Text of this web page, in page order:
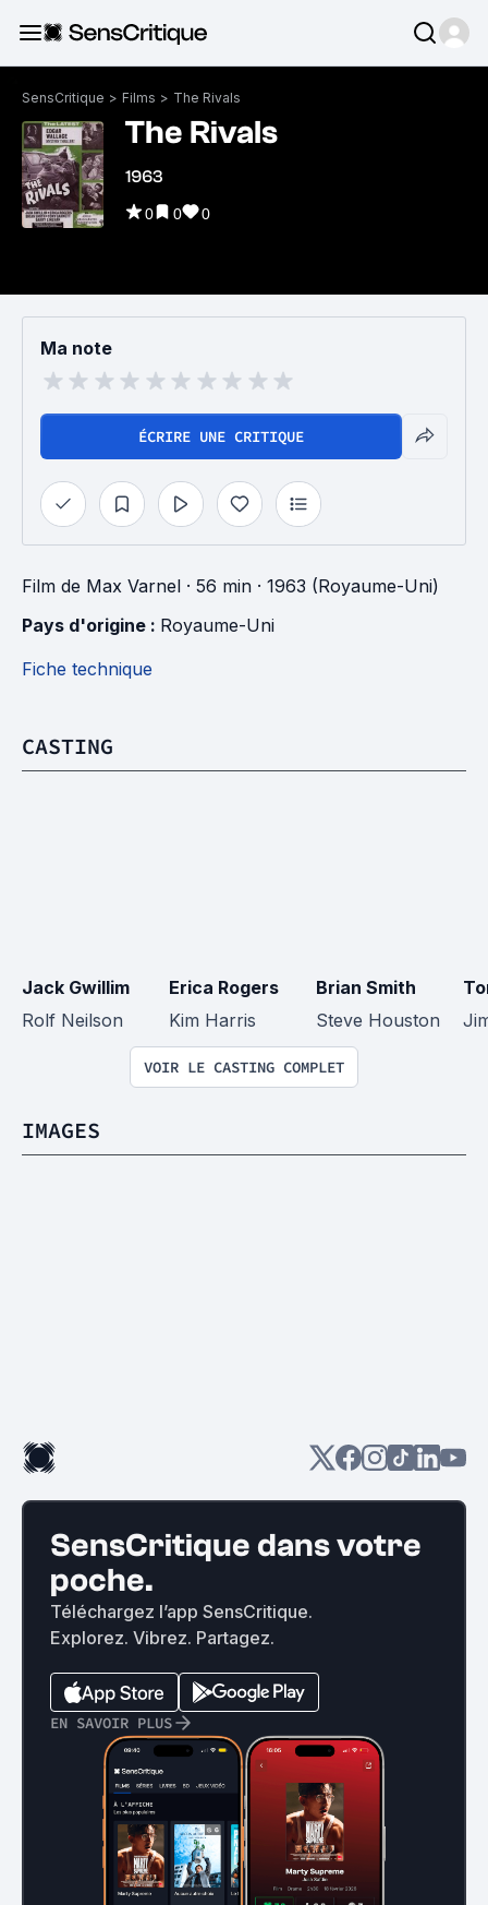
SensCritique > Films > The Rivals
The Rivals
1963
0 0 0
Ma note
ÉCRIRE UNE CRITIQUE
Film de Max Varnel · 56 min · 1963 (Royaume-Uni)
Pays d'origine : Royaume-Uni
Fiche technique
CASTING
Jack Gwillim
Rolf Neilson
Erica Rogers
Kim Harris
Brian Smith
Steve Houston
VOIR LE CASTING COMPLET
IMAGES
SensCritique dans votre
poche.
Téléchargez l’app SensCritique.
Explorez. Vibrez. Partagez.
EN SAVOIR PLUS